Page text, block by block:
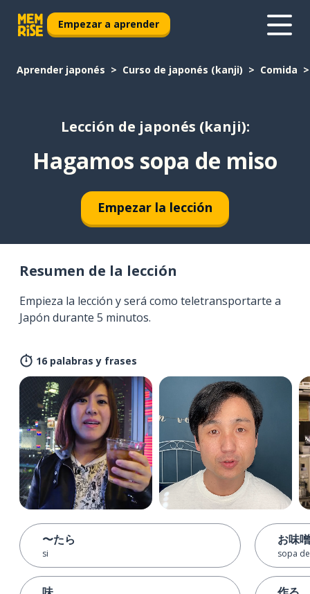
Empezar a aprender
Aprender japonés Curso de japonés (kanji) Comida
Lección de japonés (kanji):
Hagamos sopa de miso
Empezar la lección
Resumen de la lección
Empieza la lección y será como teletransportarte a
Japón durante 5 minutos.
16 palabras y frases
〜たら
si
お味
sopa